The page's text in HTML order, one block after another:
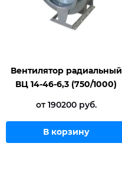
Вентилятор радиальный
ВЦ 14-46-6,3 (750/1000)
от 190200 руб.
В корзину